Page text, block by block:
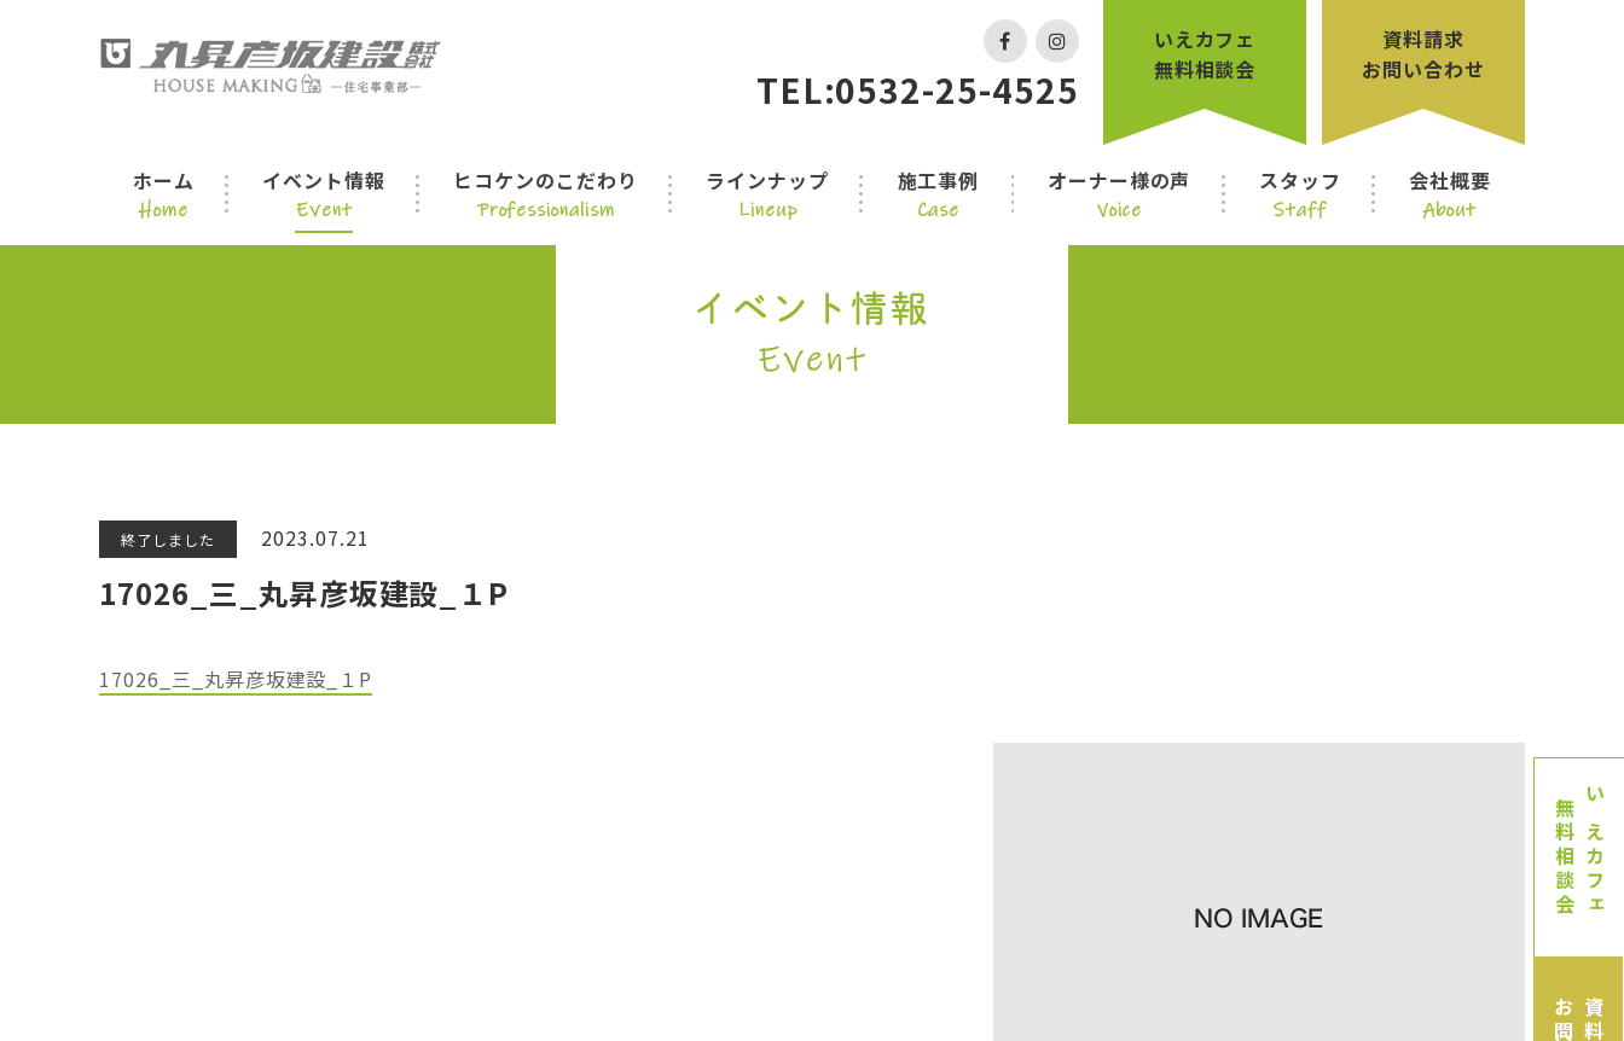
TEL:0532-25-4525
いえカフェ
無料相談会
資料請求
お問い合わせ
ホーム
Home
イベント情報
Event
ヒコケンのこだわり
Professionalism
ラインナップ
Lineup
施工事例
Case
オーナー様の声
Voice
スタッフ
Staff
会社概要
About
終了しました 2023.07.21
17026_三_丸昇彦坂建設_１P
17026_三_丸昇彦坂建設_１P
いえカフェ
無料相談会